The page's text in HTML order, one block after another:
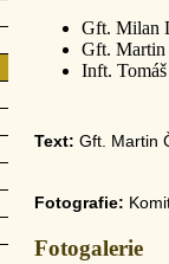
Gft. Milan
Gft. Martin
Inft.
Text: Gft. Martin
Fotografie:
Fotogalerie